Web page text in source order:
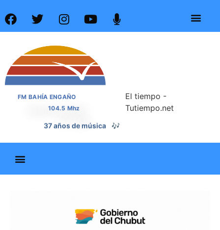
FM BAHÍA ENGAÑO
104.5 Mhz
37 años de noticias 📰
El tiempo -
Tutiempo.net